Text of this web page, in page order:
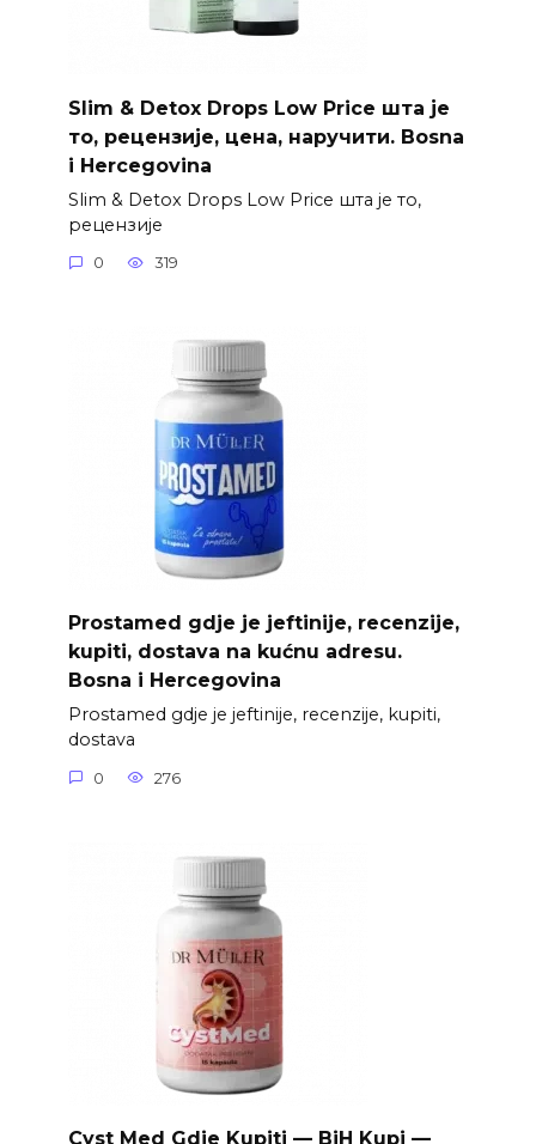
Slim & Detox Drops Low Price шта је
то, рецензије, цена, наручити. Bosna
i Hercegovina
Slim & Detox Drops Low Price шта је то,
рецензије
0 319
Prostamed gdje je jeftinije, recenzije,
kupiti, dostava na kućnu adresu.
Bosna i Hercegovina
Prostamed gdje je jeftinije, recenzije, kupiti,
dostava
0 276
Cyst Med Gdje Kupiti — BiH Kupi —